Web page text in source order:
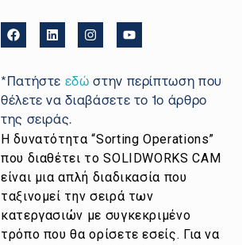
*Πατήστε εδώ στην περίπτωση που
θέλετε να διαβάσετε το 1ο άρθρο
της σειράς.
Η δυνατότητα “Sorting Operations”
που διαθέτει το SOLIDWORKS CAM
είναι μια απλή διαδικασία που
ταξινομεί την σειρά των
κατεργασιών με συγκεκριμένο
τρόπο που θα ορίσετε εσείς. Για να